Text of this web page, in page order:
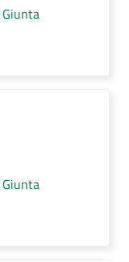
Giunta
Giunta